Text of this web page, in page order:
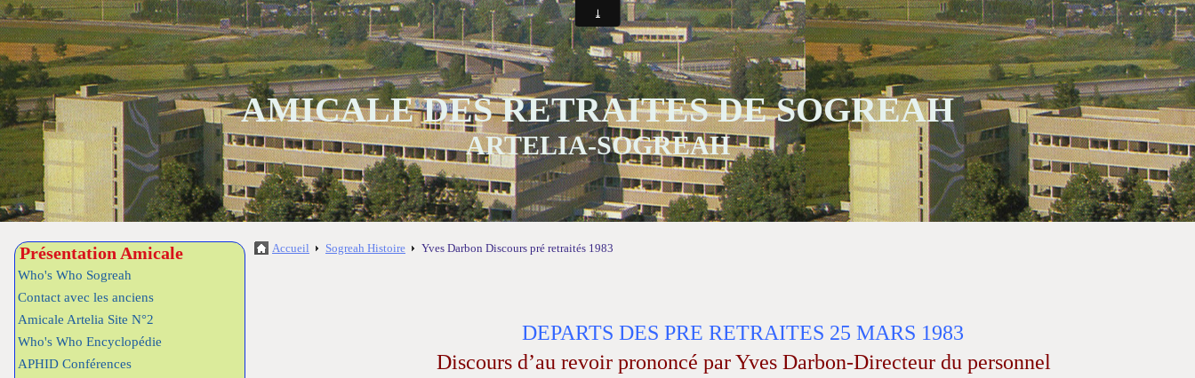
AMICALE DES RETRAITES DE SOGREAH
ARTELIA-SOGREAH
Présentation Amicale
Who's Who Sogreah
Contact avec les anciens
Amicale Artelia Site N°2
Who's Who Encyclopédie
APHID Conférences
Accueil Sogreah Histoire Yves Darbon Discours pré retraités 1983
DEPARTS DES PRE RETRAITES 25 MARS 1983
Discours d’au revoir prononcé par Yves Darbon-Directeur du personnel